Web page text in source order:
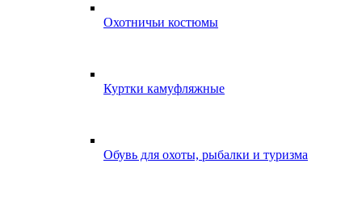
Охотничьи костюмы
Куртки камуфляжные
Обувь для охоты, рыбалки и туризма